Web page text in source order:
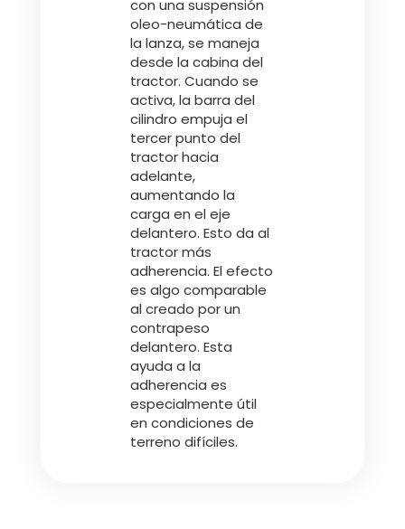
con una suspensión
oleo-neumática de
la lanza, se maneja
desde la cabina del
tractor. Cuando se
activa, la barra del
cilindro empuja el
tercer punto del
tractor hacia
adelante,
aumentando la
carga en el eje
delantero. Esto da al
tractor más
adherencia. El efecto
es algo comparable
al creado por un
contrapeso
delantero. Esta
ayuda a la
adherencia es
especialmente útil
en condiciones de
terreno difíciles.